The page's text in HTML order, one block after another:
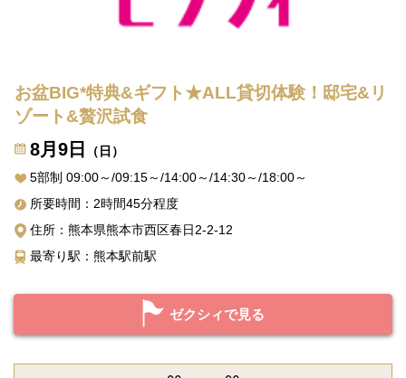
お盆BIG*特典&ギフト★ALL貸切体験！邸宅&リ
ゾート&贅沢試食
8月9日
（日）
5部制 09:00～/09:15～/14:00～/14:30～/18:00～
所要時間：2時間45分程度
住所：熊本県熊本市西区春日2-2-12
最寄り駅：熊本駅前駅
ゼクシィで見る